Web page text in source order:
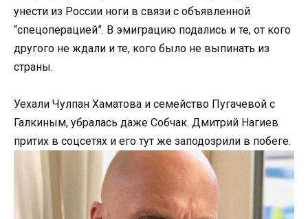
унести из России ноги в связи с объявленной
“спецоперацией”. В эмиграцию подались и те, от кого
другого не ждали и те, кого было не выпинать из
страны.
Уехали Чулпан Хаматова и семейство Пугачевой с
Галкиным, убралась даже Собчак. Дмитрий Нагиев
притих в соцсетях и его тут же заподозрили в побеге.